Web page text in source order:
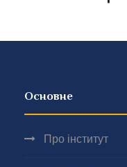
Основне
Про інститут